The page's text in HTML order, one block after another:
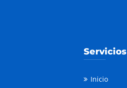
Servicios
Inicio